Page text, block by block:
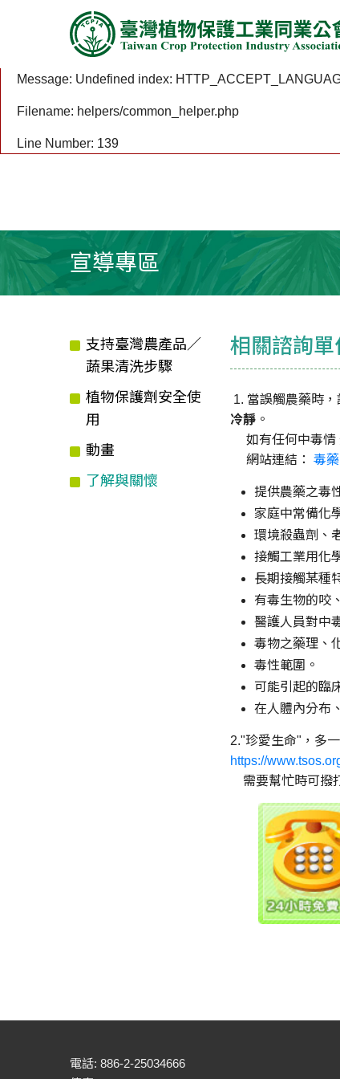
A PHP Error was encountered
Severity: Notice
Message: Undefined index:
Filename: helpers/common_helper.php
Line Number: 139
宣導專區
支持臺灣農產品／
蔬果清洗步驟
植物保護劑安全使
用
動畫
了解與關懷
相關諮詢單
1. 當誤觸農藥時
冷靜 。
如有任何中毒情
網站連結： 毒
提供農藥之毒
家庭中常備化
環境殺蟲劑、
接觸工業用化
長期接觸某種
有毒生物的咬
醫護人員對中
毒物之藥理、
毒性範圍。
可能引起的臨
在人體內分布
2."珍愛生命"，多
https://
需要幫忙時可撥
電話: 886-2-25034666